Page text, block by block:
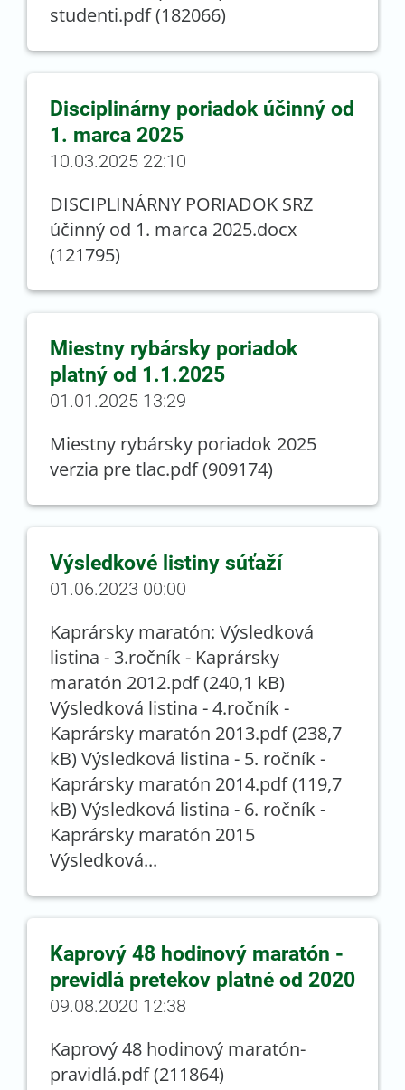
studenti.pdf (182066)
Disciplinárny poriadok účinný od
1. marca 2025
10.03.2025 22:10
DISCIPLINÁRNY PORIADOK SRZ
účinný od 1. marca 2025.docx
(121795)
Miestny rybársky poriadok
platný od 1.1.2025
01.01.2025 13:29
Miestny rybársky poriadok 2025
verzia pre tlac.pdf (909174)
Výsledkové listiny súťaží
01.06.2023 00:00
Kaprársky maratón: Výsledková
listina - 3.ročník - Kaprársky
maratón 2012.pdf (240,1 kB)
Výsledková listina - 4.ročník -
Kaprársky maratón 2013.pdf (238,7
kB) Výsledková listina - 5. ročník -
Kaprársky maratón 2014.pdf (119,7
kB) Výsledková listina - 6. ročník -
Kaprársky maratón 2015
Výsledková...
Kaprový 48 hodinový maratón -
previdlá pretekov platné od 2020
09.08.2020 12:38
Kaprový 48 hodinový maratón-
pravidlá.pdf (211864)